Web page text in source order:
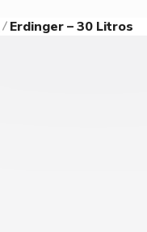
Erdinger – 30 Litros